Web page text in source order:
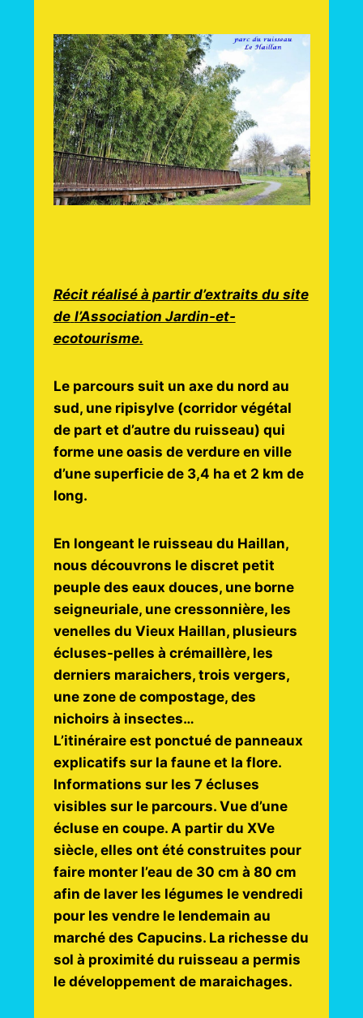
Récit réalisé à partir d’extraits du site
de l’Association Jardin-et-
ecotourisme.
Le parcours suit un axe du nord au
sud, une ripisylve (corridor végétal
de part et d’autre du ruisseau) qui
forme une oasis de verdure en ville
d’une superficie de 3,4 ha et 2 km de
long.
En longeant le ruisseau du Haillan,
nous découvrons le discret petit
peuple des eaux douces, une borne
seigneuriale, une cressonnière, les
venelles du Vieux Haillan, plusieurs
écluses-pelles à crémaillère, les
derniers maraichers, trois vergers,
une zone de compostage, des
nichoirs à insectes…
L’itinéraire est ponctué de panneaux
explicatifs sur la faune et la flore.
Informations sur les 7 écluses
visibles sur le parcours. Vue d’une
écluse en coupe. A partir du XVe
siècle, elles ont été construites pour
faire monter l’eau de 30 cm à 80 cm
afin de laver les légumes le vendredi
pour les vendre le lendemain au
marché des Capucins.La richesse du
sol à proximité du ruisseau a permis
le développement de maraichages.